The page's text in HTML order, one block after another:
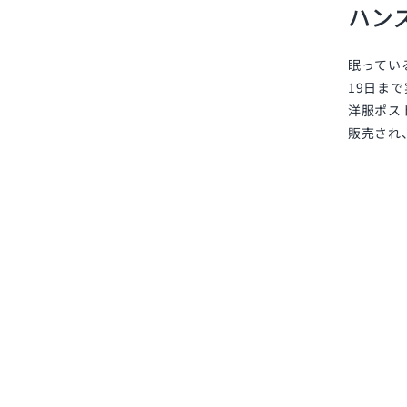
ハン
眠ってい
19日ま
洋服ポス
販売され